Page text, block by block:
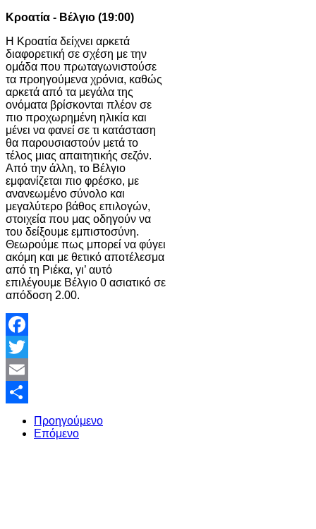
Κροατία - Βέλγιο (19:00)
Η Κροατία δείχνει αρκετά
διαφορετική σε σχέση με την
ομάδα που πρωταγωνιστούσε
τα προηγούμενα χρόνια, καθώς
αρκετά από τα μεγάλα της
ονόματα βρίσκονται πλέον σε
πιο προχωρημένη ηλικία και
μένει να φανεί σε τι κατάσταση
θα παρουσιαστούν μετά το
τέλος μιας απαιτητικής σεζόν.
Από την άλλη, το Βέλγιο
εμφανίζεται πιο φρέσκο, με
ανανεωμένο σύνολο και
μεγαλύτερο βάθος επιλογών,
στοιχεία που μας οδηγούν να
του δείξουμε εμπιστοσύνη.
Θεωρούμε πως μπορεί να φύγει
ακόμη και με θετικό αποτέλεσμα
από τη Ριέκα, γι’ αυτό
επιλέγουμε Βέλγιο 0 ασιατικό σε
απόδοση 2.00.
Facebook
Twitter
Email
Share
Προηγούμενο
Επόμενο